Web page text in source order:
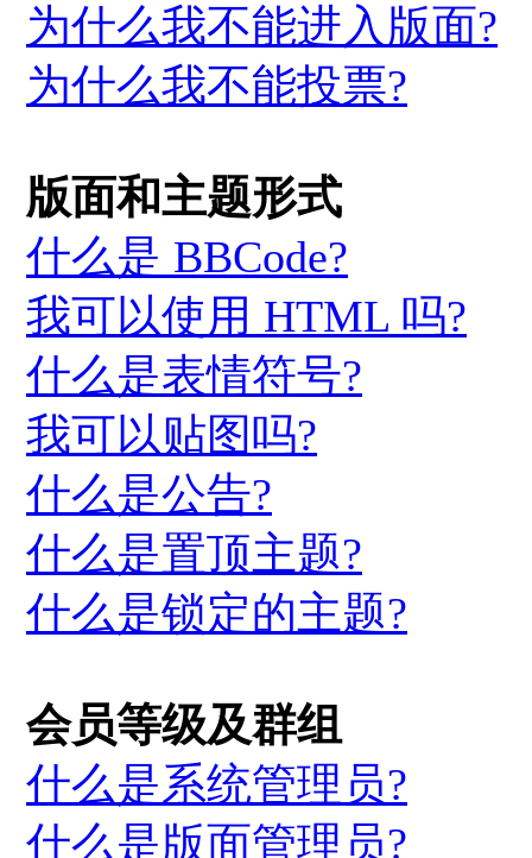
为什么我不能进入版面?
为什么我不能投票?
版面和主题形式
什么是 BBCode?
我可以使用 HTML 吗?
什么是表情符号?
我可以贴图吗?
什么是公告?
什么是置顶主题?
什么是锁定的主题?
会员等级及群组
什么是系统管理员?
什么是版面管理员?